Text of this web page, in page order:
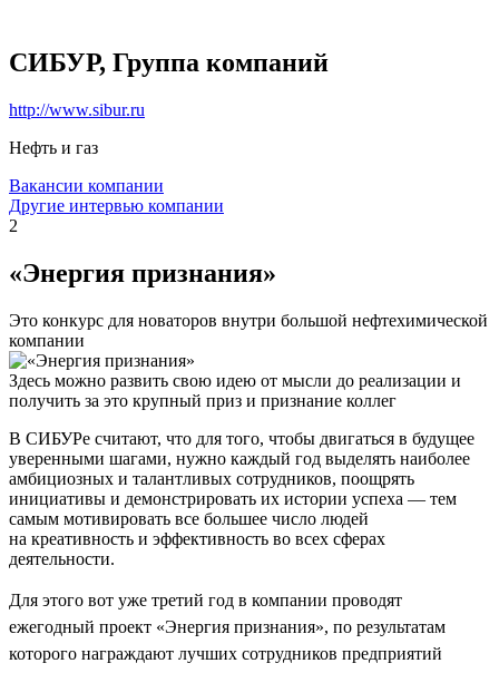
СИБУР, Группа компаний
http://www.sibur.ru
Нефть и газ
Вакансии компании
Другие интервью компании
2
«Энергия признания»
Это конкурс для новаторов внутри большой нефтехимической
компании
Здесь можно развить свою идею от мысли до реализации и
получить за это крупный приз и признание коллег
В СИБУРе считают, что для того, чтобы двигаться в будущее
уверенными шагами, нужно каждый год выделять наиболее
амбициозных и талантливых сотрудников, поощрять
инициативы и демонстрировать их истории успеха — тем
самым мотивировать все большее число людей
на креативность и эффективность во всех сферах
деятельности.
Для этого вот уже третий год в компании проводят
ежегодный проект «Энергия признания», по результатам
которого награждают лучших сотрудников предприятий